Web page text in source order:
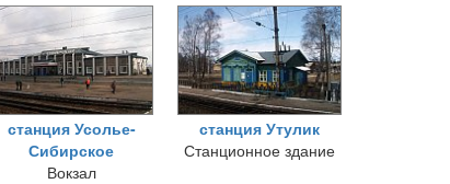
станция Усолье-
Сибирское
Вокзал
станция Утулик
Станционное здание